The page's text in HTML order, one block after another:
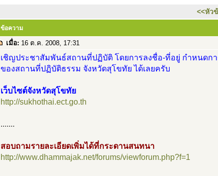
<<หัว
ข้อความ
เมื่อ: 16 ต.ค. 2008, 17:31
เชิญประชาสัมพันธ์สถานที่ปฏิบัติ โดยการลงชื่อ-ที่อยู่ กำหนดกา
ของสถานที่ปฏิบัติธรรม จังหวัดสุโขทัย ได้เลยครับ
เว็บไซต์จังหวัดสุโขทัย
http://sukhothai.ect.go.th
.......
สอบถามรายละเอียดเพิ่มได้ที่กระดานสนทนา
http://www.dhammajak.net/forums/viewforum.php?f=1